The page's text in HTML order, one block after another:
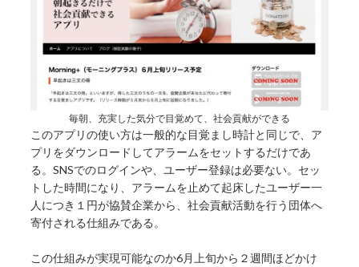
毎朝、充実した気分で目覚めて、社会貢献ができる
このアプリの使い方は一般的な目覚まし時計と同じで、ア
プリをダウンロードしてアラームをセットするだけであ
る。SNSでのログインや、ユーザー登録は必要ない。セッ
トした時間になり、アラームを止めて起床したユーザー一
人につき１円が協賛企業から、社会貢献活動を行う団体へ
寄付される仕組みである。
この仕組みが実現可能なのか6月上旬から２週間ほどかけ